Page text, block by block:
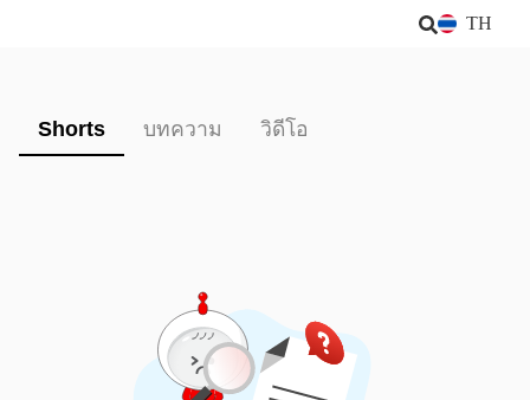
TH
Shorts บทความ วิดีโอ